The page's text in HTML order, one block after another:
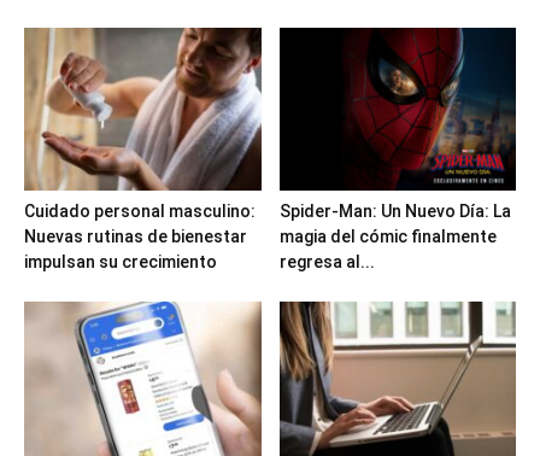
Cuidado personal masculino:
Nuevas rutinas de bienestar
impulsan su crecimiento
Spider-Man: Un Nuevo Día: La
magia del cómic finalmente
regresa al...